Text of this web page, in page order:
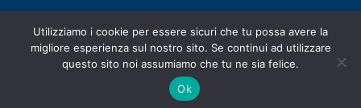
PRIVACY POLICY|2003-2026 ©ARSUNIVCO|Designed byE-SERV
Utilizziamo i cookie per essere sicuri che tu possa avere la
migliore esperienza sul nostro sito. Se continui ad utilizzare
questo sito noi assumiamo che tu ne sia felice.
Ok